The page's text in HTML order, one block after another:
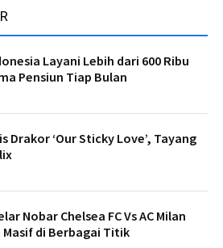
Layani Lebih dari 600 Ribu
Pensiun Tiap Bulan
Drakor ‘Our Sticky Love’, Tayang
Nobar Chelsea FC Vs AC Milan
Masif di Berbagai Titik